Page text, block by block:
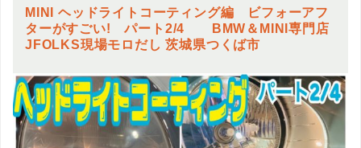
MINI ヘッドライトコーティング編 ビフォーアフ
ターがすごい! パート2/4 BMW＆MINI専門店
JFOLKS現場モロだし 茨城県つくば市